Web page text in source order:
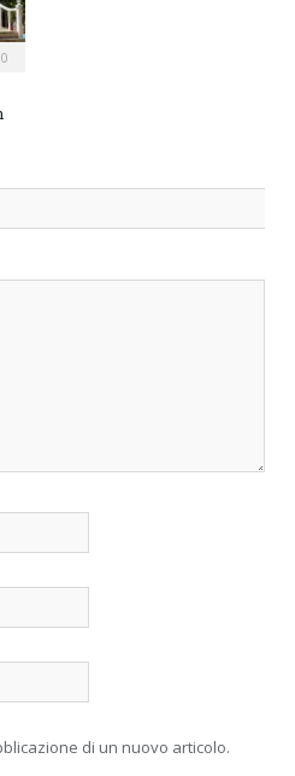
0
di un nuovo articolo.